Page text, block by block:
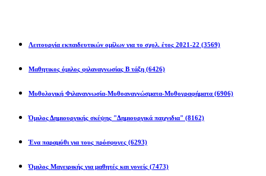
Λειτουργία εκπαιδευτικών ομίλων για το σχολ. έτος 2021-22 (3569)
Μαθητικος όμιλος φιλαναγνωσίας Β τάξη (6426)
Μυθολογική Φιλαναγνωσία-Μυθοαναγνώσματα-Μυθογραφήματα (6906)
Όμιλος Δημιουργικής σκέψης "Δημιουργικά παιχνιδια" (8162)
Ένα παραμύθι για τους πρόσφυγες (6293)
Όμιλος Μαγειρικής για μαθητές και γονείς (7473)